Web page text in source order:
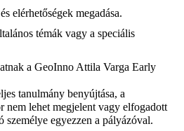
elérhetőségek megadása.
témák vagy a speciális
a GeoInno Attila Varga Early
tanulmány benyújtása, a
nem lehet megjelent vagy elfogadott
személye egyezzen a pályázóval.